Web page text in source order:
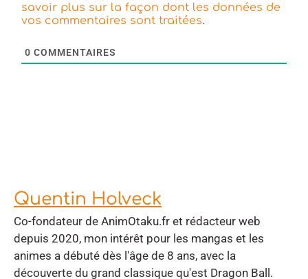
savoir plus sur la façon dont les données de
vos commentaires sont traitées.
0 COMMENTAIRES
Quentin Holveck
Co-fondateur de AnimOtaku.fr et rédacteur web
depuis 2020, mon intérêt pour les mangas et les
animes a débuté dès l'âge de 8 ans, avec la
découverte du grand classique qu'est Dragon Ball.